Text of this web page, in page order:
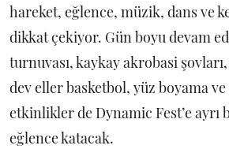
hareket, eğlence, müzik, dans ve
dikkat çekiyor. Gün boyu devam
turnuvası, kaykay akrobasi
dev eller basketbol, yüz boyama
etkinlikler de Dynamic Fest’e ayrı
eğlence katacak.